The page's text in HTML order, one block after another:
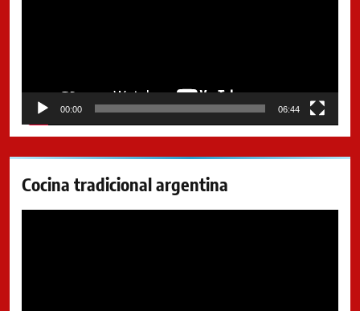
00:00 06:44
Cocina tradicional argentina